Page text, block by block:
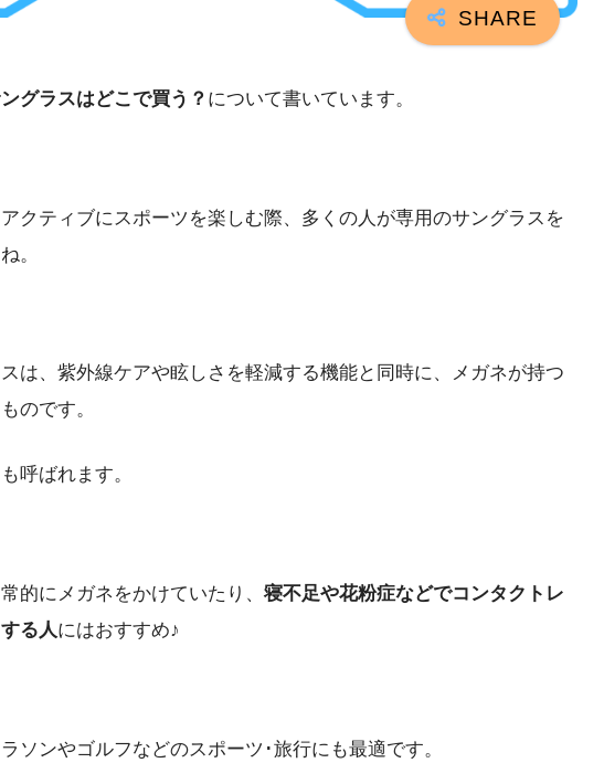
グラスはどこで買う？ について書いています。
クティブにスポーツを楽しむ際、多くの人が専用のサングラスを
。
は、紫外線ケアや眩しさを軽減する機能と同時に、メガネが持つ
のです。
呼ばれます。
的にメガネをかけていたり、 寝不足や花粉症などでコンタクトレ
る人にはおすすめ♪
ソンやゴルフなどのスポーツ･旅行にも最適です。